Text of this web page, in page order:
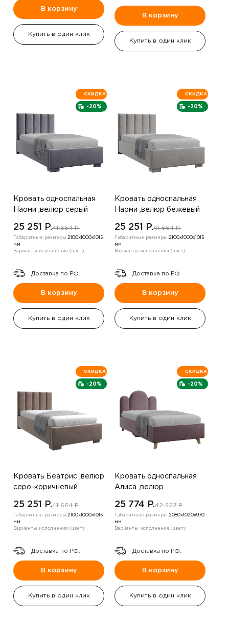
В корзину
Купить в один клик
В корзину
Купить в один клик
-20%
СКИДКА
Кровать односпальная
Наоми ,велюр серый
25 251 P.41 664 P.
Габаритные размеры:2100х1000х1015
мм
Варианты исполнения (цвет):
Доставка по РФ.
В корзину
Купить в один клик
-20%
СКИДКА
Кровать односпальная
Наоми ,велюр бежевый
25 251 P.41 664 P.
Габаритные размеры:2100х1000х1015
мм
Варианты исполнения (цвет):
Доставка по РФ.
В корзину
Купить в один клик
-20%
СКИДКА
Кровать Беатрис ,велюр
серо-коричневый
25 251 P.41 664 P.
Габаритные размеры:2100х1000х1015
мм
Варианты исполнения (цвет):
Доставка по РФ.
В корзину
Купить в один клик
-20%
СКИДКА
Кровать односпальная
Алиса ,велюр
25 774 P.42 527 P.
Габаритные размеры:2080х1020х970
мм
Варианты исполнения (цвет):
Доставка по РФ.
В корзину
Купить в один клик